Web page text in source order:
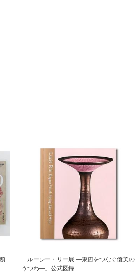
「ルーシー・リー展 ―東西をつなぐ優美の
うつわ―」公式図録